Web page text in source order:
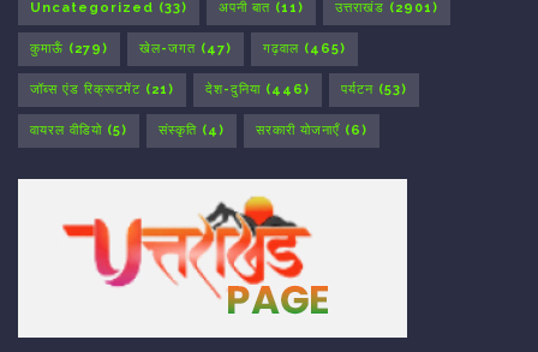
Uncategorized (33) अपनी बात (11) उत्तराखंड (2901)
कुमाऊँ (279) खेल-जगत (47) गढ़वाल (465)
जॉब्स एंड रिक्रूटमेंट (21) देश-दुनिया (446) पर्यटन (53)
वायरल वीडियो (5) संस्कृति (4) सरकारी योजनाएँ (6)